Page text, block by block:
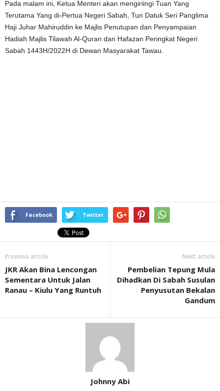
Pada malam ini, Ketua Menteri akan mengiriingi Tuan Yang
Terutama Yang di-Pertua Negeri Sabah, Tun Datuk Seri Panglima
Haji Juhar Mahiruddin ke Majlis Penutupan dan Penyampaian
Hadiah Majlis Tilawah Al-Quran dan Hafazan Peringkat Negeri
Sabah 1443H/2022H di Dewan Masyarakat Tawau.
Facebook Twitter
Previous article
JKR Akan Bina Lencongan
Sementara Untuk Jalan
Ranau – Kiulu Yang Runtuh
Next article
Pembelian Tepung Mula
Dihadkan Di Sabah Susulan
Penyusutan Bekalan
Gandum
Johnny Abi